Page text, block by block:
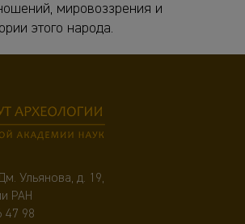
мировоззрения и
этого народа.
Ульянова, д. 19,
РАН
47 98